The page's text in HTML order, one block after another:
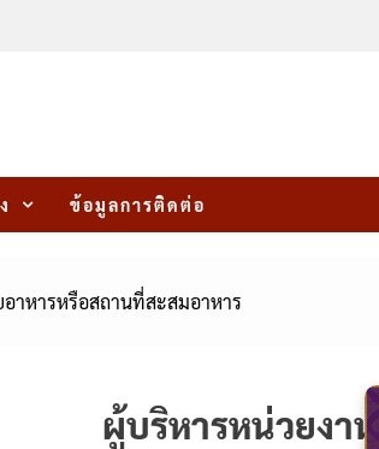
ข้อมูลการติดต่อ
าหารหรือสถานที่สะสมอาหาร
ผู้บริหารหน่วยงาน